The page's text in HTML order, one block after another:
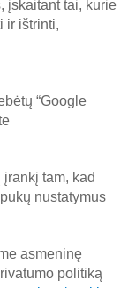
įskaitant tai, kurie
ir ištrinti,
“Google
tam, kad
nustatymus
asmeninę
politiką